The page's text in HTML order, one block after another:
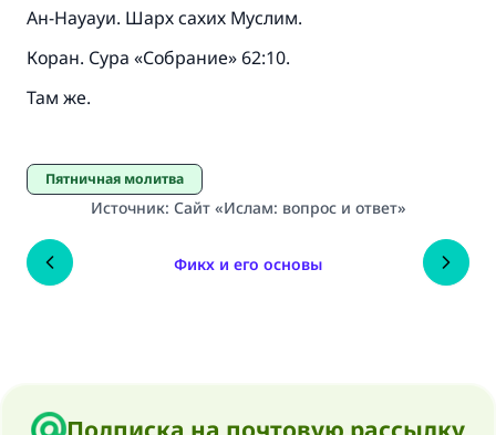
Ан-Науауи. Шарх сахих Муслим.
Коран. Сура «Собрание» 62:10.
Там же.
Пятничная молитва
Источник: Сайт «Ислам: вопрос и ответ»
Фикх и его основы